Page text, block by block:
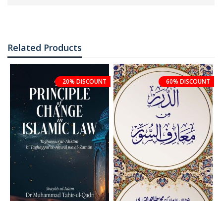
Related Products
20% DISCOUNT 60% DISCOUNT